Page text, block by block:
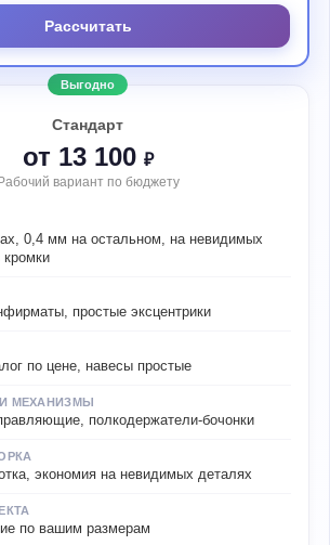
Выгодно
Стандарт
от 13 100 ₽
вариант по бюджету
0,4 мм на остальном, на невидимых
простые эксцентрики
по цене, навесы простые
МЕХАНИЗМЫ
полкодержатели-бочонки
экономия на невидимых деталях
по вашим размерам
Рассчитать